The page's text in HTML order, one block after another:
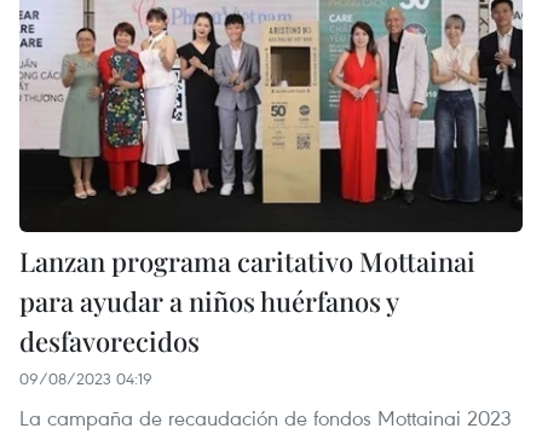
Lanzan programa caritativo Mottainai
para ayudar a niños huérfanos y
desfavorecidos
09/08/2023 04:19
La campaña de recaudación de fondos Mottainai 2023